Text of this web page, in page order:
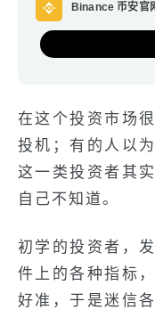
Binance 币安官
在这个投资市场
投机；有的人以
这一类投资者其
自己不知道。
初学的投资者，
件上的各种指标
好准，于是迷信